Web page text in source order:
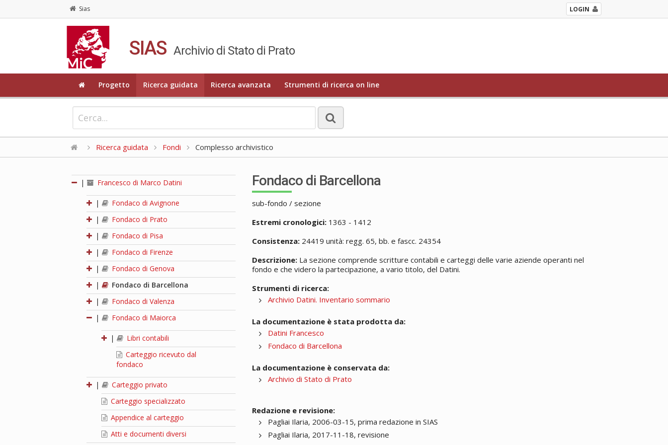
Sias LOGIN
SIAS Archivio di Stato di Prato
Progetto Ricerca guidata Ricerca avanzata Strumenti di ricerca on line
Ricerca guidata Fondi Complesso archivistico
| Francesco di Marco Datini
|
Fondaco di Avignone
|
Fondaco di Prato
|
Fondaco di Pisa
|
Fondaco di Firenze
|
Fondaco di Genova
|
Fondaco di Barcellona
|
Fondaco di Valenza
|
Fondaco di Maiorca
|
Libri contabili
Carteggio ricevuto dal
fondaco
|
Carteggio privato
Carteggio specializzato
Appendice al carteggio
Atti e documenti diversi
Fondaco di Barcellona
sub-fondo / sezione
Estremi cronologici: 1363 - 1412
Consistenza: 24419 unità: regg. 65, bb. e fascc. 24354
Descrizione: La sezione comprende scritture contabili e carteggi delle varie aziende operanti nel
fondo e che videro la partecipazione, a vario titolo, del Datini.
Strumenti di ricerca:
Archivio Datini. Inventario sommario
La documentazione è stata prodotta da:
Datini Francesco
Fondaco di Barcellona
La documentazione è conservata da:
Archivio di Stato di Prato
Redazione e revisione:
Pagliai Ilaria, 2006-03-15, prima redazione in SIAS
Pagliai Ilaria, 2017-11-18, revisione